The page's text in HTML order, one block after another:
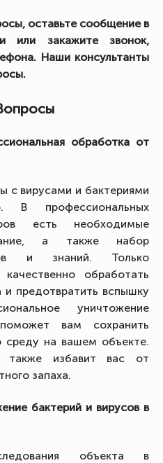
оставьте сообщение в
или закажите звонок,
Наши консультанты
обработка от
с вирусами и бактериями
В профессиональных
есть необходимые
а также набор
и знаний. Только
обработать
предотвратить вспышку
уничтожение
вам сохранить
на вашем объекте.
также избавит вас от
запаха.
бактерий и вирусов в
объекта в